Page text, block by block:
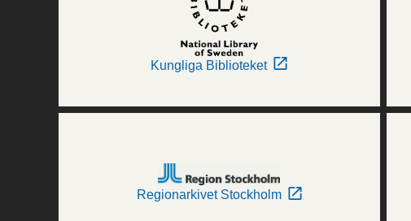
Kungliga Biblioteket
Regionarkivet Stockholm